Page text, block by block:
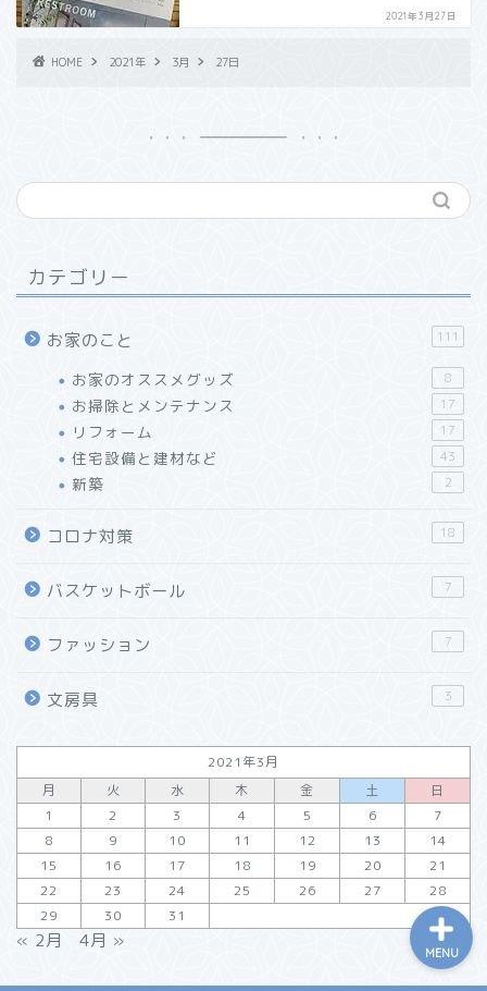
2021年3月27日
HOME 2021年 3月 27日
カテゴリー
お家のこと 111
お家のオススメグッズ 8
お掃除とメンテナンス 17
リフォーム 17
住宅設備と建材など 43
新築 2
コロナ対策 18
バスケットボール 7
ファッション 7
文房具 3
2021年3月
月
火 水 木 金 土
日
1
2 3 4 5 6
7
8
9 10 11 12 13
14
15
16 17 18 19 20
21
22
23 24 25 26 27
28
29
30 31
« 2月 4月 »
MENU
【レビュー】万年筆インク
な人におすすめ！特徴と活
リフォーム会社紹介サイト
「ホームプロ」がおすすめ
な理由